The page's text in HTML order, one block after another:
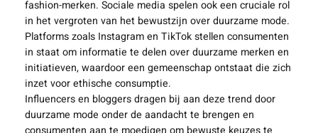
fashion-merken. Sociale media spelen ook een cruciale rol
in het vergroten van het bewustzijn over duurzame mode.
Platforms zoals Instagram en TikTok stellen consumenten
in staat om informatie te delen over duurzame merken en
initiatieven, waardoor een gemeenschap ontstaat die zich
inzet voor ethische consumptie.
Influencers en bloggers dragen bij aan deze trend door
duurzame mode onder de aandacht te brengen en